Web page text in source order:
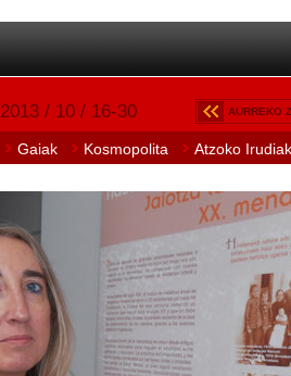
2013 / 10 / 16-30 AURREKO
Gaiak Kosmopolita Atzoko Irudiak